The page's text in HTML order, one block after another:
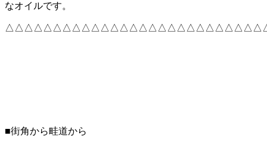
なオイルです。
■街角から畦道から